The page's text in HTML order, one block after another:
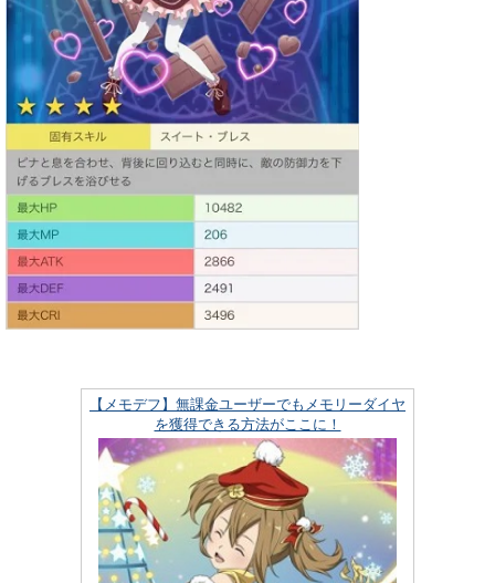
【メモデフ】無課金ユーザーでもメモリーダイヤ
を獲得できる方法がここに！